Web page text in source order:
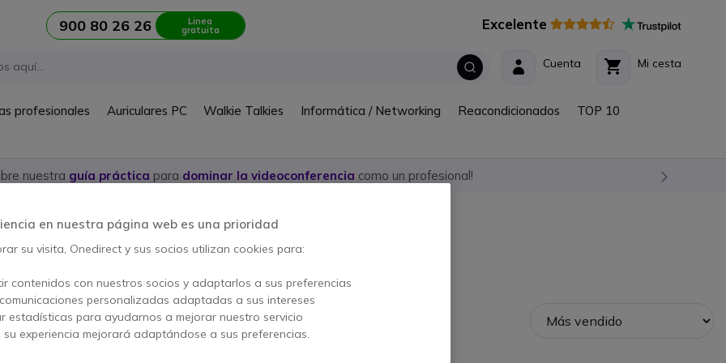
900 80 26 26 Linea
gratuita Excelente
Mi cesta
Cuenta
profesionales Auriculares PC Walkie Talkies Informática / Networking Reacondicionados TOP 10
nuestra guía práctica para dominar la videoconferencia como un profesional!
Barras de videoconferencia
Huddly
en nuestra página web es una prioridad
su visita, Onedirect y sus socios utilizan cookies para:
contenidos con nuestros socios y adaptarlos a sus preferencias
personalizadas adaptadas a sus intereses
estadísticas para ayudarnos a mejorar nuestro servicio
su experiencia mejorará adaptándose a sus preferencias.